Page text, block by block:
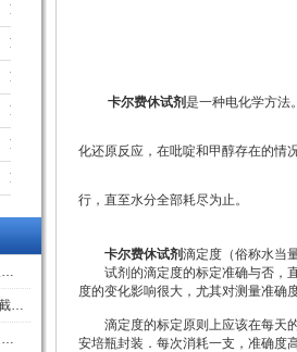
卡尔费休试剂的储存稳定性及开封后有效期验证
JTBaker色谱试剂的紫外吸收截止波长与背景干扰
霍尼韦尔乙酸乙酯废液回收处理方法与环保处置建议
卡尔费休试剂是一种电化学方法
化还原反应，在吡啶和甲醇存在的情
行，直至水分全部耗尽为止。
卡尔费休试剂滴定度（俗称水当
试剂的滴定度的标定准确与否，直
度的变化影响很大，尤其对测量准确
滴定度的标定原则上应该在每天的
安培瓶封装．每次消耗一支，准确度